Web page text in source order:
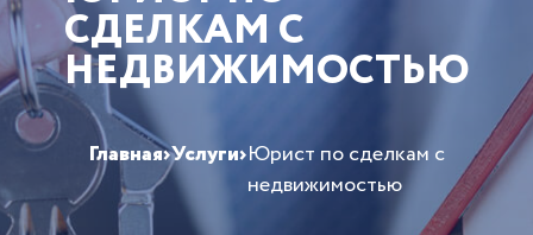
СДЕЛКАМ С
НЕДВИЖИМОСТЬЮ
Главная›Услуги›Юрист по сделкам с
недвижимостью